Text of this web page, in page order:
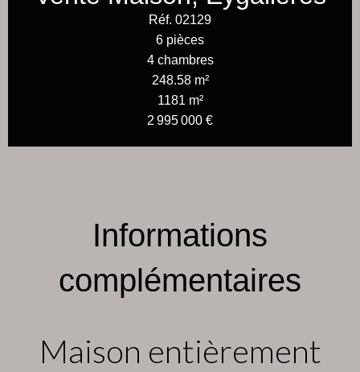
Réf. 02129
6 pièces
4 chambres
248.58 m²
1181 m²
2 995 000 €
Informations
complémentaires
Maison entièrement